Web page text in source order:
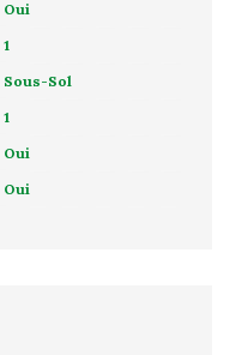
Oui
1
Sous-Sol
1
Oui
Oui